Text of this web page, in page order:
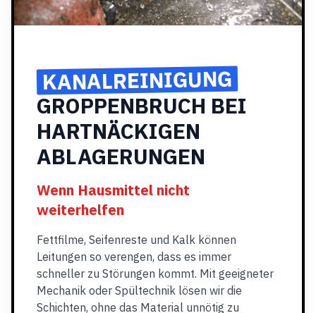
KANALREINIGUNG
GROPPENBRUCH BEI
HARTNÄCKIGEN
ABLAGERUNGEN
Wenn Hausmittel nicht
weiterhelfen
Fettfilme, Seifenreste und Kalk können
Leitungen so verengen, dass es immer
schneller zu Störungen kommt. Mit geeigneter
Mechanik oder Spültechnik lösen wir die
Schichten, ohne das Material unnötig zu